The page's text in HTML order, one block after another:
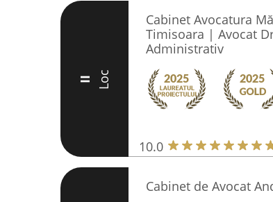
II Loc
Cabinet Avocatura
Timisoara | Avocat
Administrativ
10.0
Cabinet de Avocat